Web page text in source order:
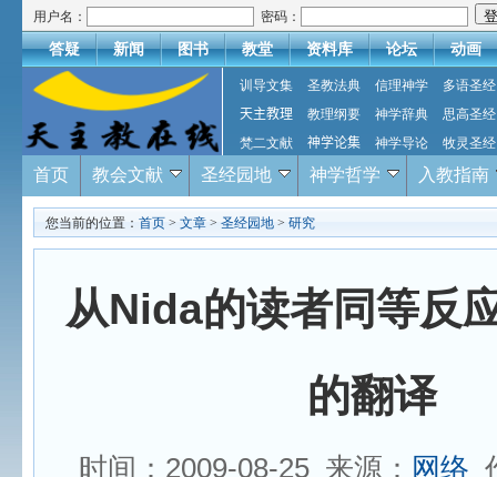
用户名： 密码：
答疑 新闻 图书 教堂 资料库 论坛 动画
训导文集 圣教法典 信理神学
多语圣经
天主教理
教理纲要 神学辞典
思高圣经
梵二文献
神学论集 神学导论 牧灵圣经
首页 教会文献 圣经园地 神学哲学 入教指南
您当前的位置： 首页 > 文章 > 圣经园地 > 研究
从Nida的读者同等反
的翻译
时间：2009-08-25 来源： 网络